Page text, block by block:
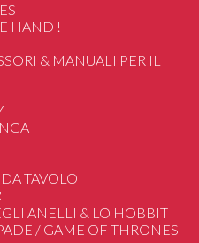
HAND !
& MANUALI PER IL
TAVOLO
& Display
ANELLI & LO HOBBIT
/ GAME OF THRONES